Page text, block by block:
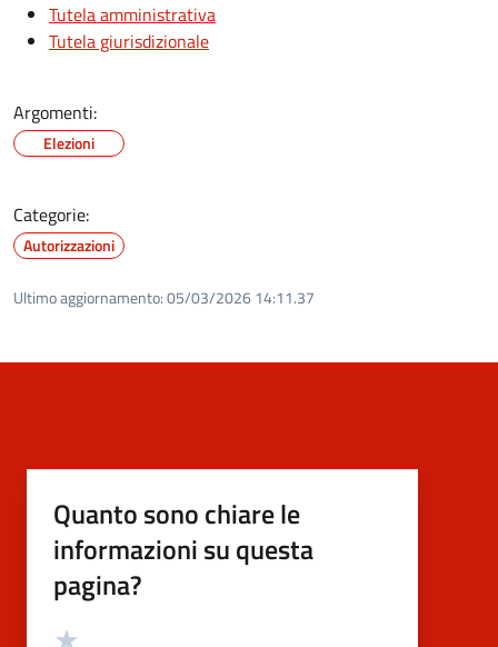
Tutela amministrativa
Tutela giurisdizionale
Argomenti:
Elezioni
Categorie:
Autorizzazioni
Ultimo aggiornamento:05/03/2026 14:11.37
Quanto sono chiare le
informazioni su questa
pagina?
Valutazione